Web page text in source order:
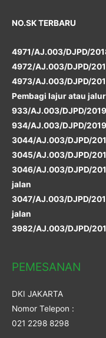
NO.SK TERBARU
4971/AJ.003/DJPD/
4972/AJ.003/DJPD/
4973/AJ.003/DJPD/
Pembagi lajur atau jalur
933/AJ.003/DJPD/
934/AJ.003/DJPD/
3044/AJ.003/DJPD/
3045/AJ.003/DJPD/
3046/AJ.003/DJPD/
jalan
3047/AJ.003/DJPD/
jalan
3982/AJ.003/DJPD/
PEMESANAN
DKI JAKARTA
Nomor Telepon :
021 2298 8298